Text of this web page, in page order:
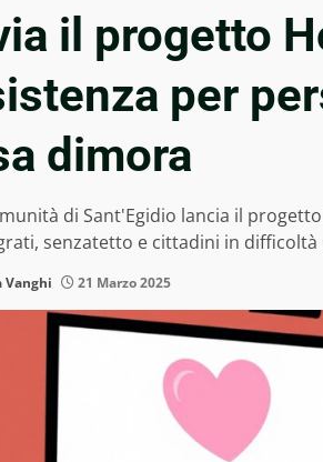
il progetto
per
dimora
di Sant'Egidio lancia il
senzatetto e cittadini in
Vanghi 21 Marzo 2025